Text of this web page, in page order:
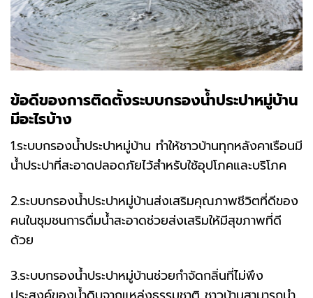
ข้อดีของการติดตั้งระบบกรองน้ำประปาหมู่บ้าน
มีอะไรบ้าง
1.ระบบกรองน้ำประปาหมู่บ้าน ทำให้ชาวบ้านทุกหลังคาเรือนมี
น้ำประปาที่สะอาดปลอดภัยไว้สำหรับใช้อุปโภคและบริโภค
2.ระบบกรองน้ำประปาหมู่บ้านส่งเสริมคุณภาพชีวิตที่ดีของ
คนในชุมชนการดื่มน้ำสะอาดช่วยส่งเสริมให้มีสุขภาพที่ดี
ด้วย
3.ระบบกรองน้ำประปาหมู่บ้านช่วยกำจัดกลิ่นที่ไม่พึง